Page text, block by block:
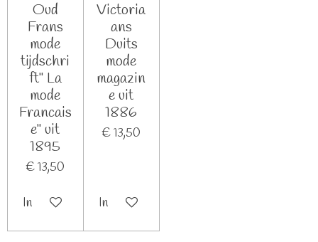
Oud
Frans
mode
tijdschri
ft" La
mode
Francais
e" uit
1895
€ 13,50
In winkelwagen
Victoria
ans
Duits
mode
magazin
e uit
1886
€ 13,50
In winkelwagen